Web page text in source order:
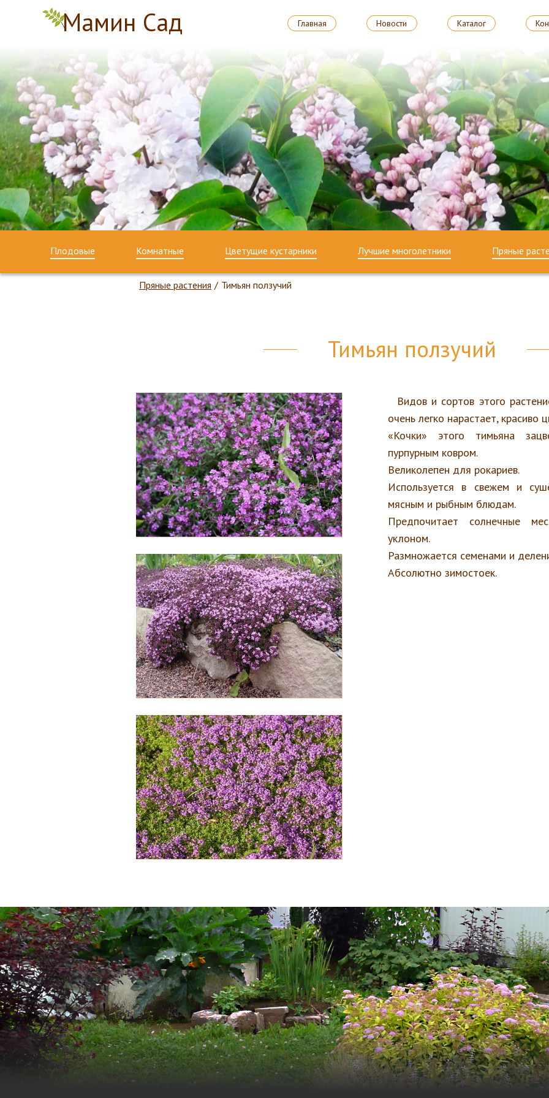
Мамин Сад Главная Новости Каталог
Плодовые Комнатные Цветущие кустарники Лучшие многолетники Пряные
Пряные растения / Тимьян ползучий
Тимьян ползучий
Видов и сортов этого
очень легко нарастает, красиво
«Кочки» этого тимьяна
пурпурным ковром.
Великолепен для рокариев.
Используется в свежем и
мясным и рыбным блюдам.
Предпочитает солнечные
уклоном.
Размножается семенами и
Абсолютно зимостоек.